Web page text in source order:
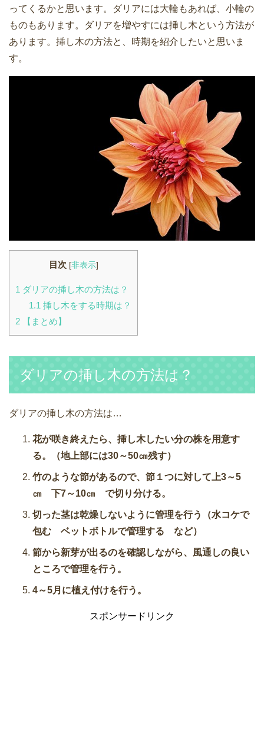
ってくるかと思います。ダリアには大輪もあれば、小輪の
ものもあります。ダリアを増やすには挿し木という方法が
あります。挿し木の方法と、時期を紹介したいと思いま
す。
目次 [非表示]
1 ダリアの挿し木の方法は？
1.1 挿し木をする時期は？
2 【まとめ】
ダリアの挿し木の方法は？
ダリアの挿し木の方法は…
花が咲き終えたら、挿し木したい分の株を用意す
る。（地上部には30～50㎝残す）
竹のような節があるので、節１つに対して上3～5
㎝ 下7～10㎝ で切り分ける。
切った茎は乾燥しないように管理を行う（水コケで
包む ベットボトルで管理する など）
節から新芽が出るのを確認しながら、風通しの良い
ところで管理を行う。
4～5月に植え付けを行う。
スポンサードリンク